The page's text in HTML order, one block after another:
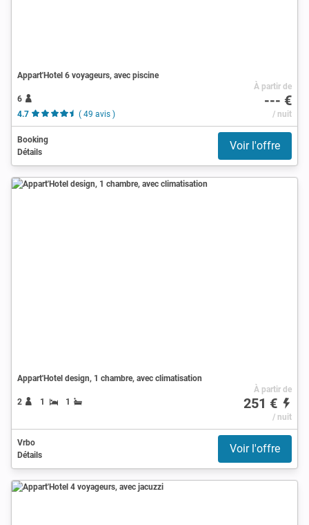
Appart'Hotel 6 voyageurs, avec piscine
6
4.7
( 49 avis )
À partir de
--- €
/ nuit
Booking
Détails
Voir l'offre
Appart'Hotel design, 1 chambre, avec climatisation
2 1 1
À partir de
251 €
/ nuit
Vrbo
Détails
Voir l'offre